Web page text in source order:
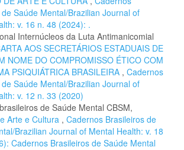
Saúde Mental/Brazilian Journal of
v. 16 n. 48 (2024): .
Internúcleos da Luta Antimanicomial
AOS SECRETÁRIOS ESTADUAIS DE
NOME DO COMPROMISSO ÉTICO COM
PSIQUIÁTRICA BRASILEIRA , Cadernos
Saúde Mental/Brazilian Journal of
v. 12 n. 33 (2020)
de Saúde Mental CBSM,
Arte e Cultura , Cadernos Brasileiros de
Brazilian Journal of Mental Health: v. 18
Cadernos Brasileiros de Saúde Mental